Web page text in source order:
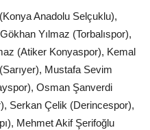
Anadolu Selçuklu),
Yılmaz (Torbalıspor),
(Atiker Konyaspor), Kemal
Mustafa Sevim
Osman Şanverdi
Serkan Çelik (Derincespor),
Mehmet Akif Şerifoğlu